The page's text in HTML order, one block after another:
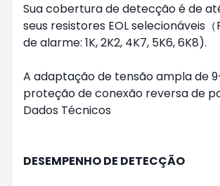
Sua cobertura de detecção é de
seus resistores EOL selecionáveis
de alarme: 1K, 2K2, 4K7, 5K6, 6K8).
A adaptação de tensão ampla de
proteção de conexão reversa de
Dados Técnicos
DESEMPENHO DE DETECÇÃO